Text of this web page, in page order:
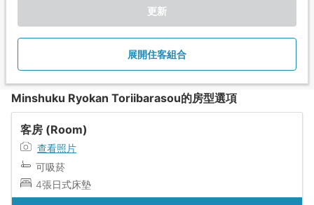
更新
展開住客組合
Minshuku Ryokan Toriibarasou的房型選項
客房 (Room)
查看照片
可吸菸
4張日式床墊